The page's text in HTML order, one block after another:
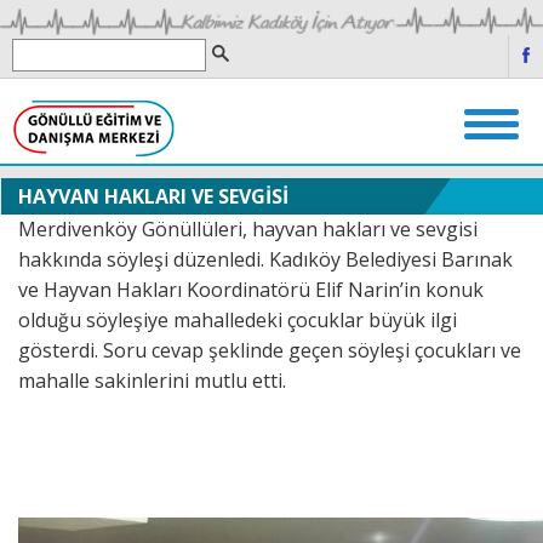
HAYVAN HAKLARI VE SEVGİSİ
Merdivenköy Gönüllüleri, hayvan hakları ve sevgisi
hakkında söyleşi düzenledi. Kadıköy Belediyesi Barınak
ve Hayvan Hakları Koordinatörü Elif Narin’in konuk
olduğu söyleşiye mahalledeki çocuklar büyük ilgi
gösterdi. Soru cevap şeklinde geçen söyleşi çocukları ve
mahalle sakinlerini mutlu etti.